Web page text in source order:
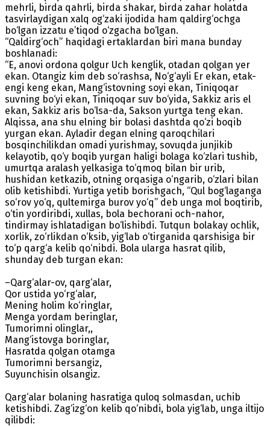
mehrli, birda qahrli, birda shakar, birda zahar holatda
tasvirlaydigan xalq og‘zaki ijodida ham qaldirg‘ochga
bo‘lgan izzatu e’tiqod o‘zgacha bo‘lgan.
“Qaldirg‘och” haqidagi ertaklardan biri mana bunday
boshlanadi:
“E, anovi ordona qolgur Uch kenglik, otadan qolgan yer
ekan. Otangiz kim deb so‘rashsa, No‘g‘ayli Er ekan, etak-
engi keng ekan, Mang‘istovning soyi ekan, Tiniqoqar
suvning bo‘yi ekan, Tiniqoqar suv bo‘yida, Sakkiz aris el
ekan, Sakkiz aris bo‘lsa-da, Sakson yurtga teng ekan.
Alqissa, ana shu elning bir bolasi dashtda qo‘zi boqib
yurgan ekan. Ayladir degan elning qaroqchilari
bosqinchilikdan omadi yurishmay, sovuqda junjikib
kelayotib, qo‘y boqib yurgan haligi bolaga ko‘zlari tushib,
umurtqa aralash yelkasiga to‘qmoq bilan bir urib,
hushidan ketkazib, otning orqasiga o‘ngarib, o‘zlari bilan
olib ketishibdi. Yurtiga yetib borishgach, “Qul bog‘laganga
so‘rov yo‘q, qultemirga burov yo‘q” deb unga mol boqtirib,
o‘tin yordiribdi, xullas, bola bechorani och-nahor,
tindirmay ishlatadigan bo‘lishibdi. Tutqun bolakay ochlik,
xorlik, zo‘rlikdan o‘ksib, yig‘lab o‘tirganida qarshisiga bir
to‘p qarg‘a kelib qo‘nibdi. Bola ularga hasrat qilib,
shunday deb turgan ekan:
–Qarg‘alar-ov, qarg‘alar,
Qor ustida yo‘rg‘alar,
Mening holim ko‘ringlar,
Menga yordam beringlar,
Tumorimni olinglar,,
Mang‘istovga boringlar,
Hasratda qolgan otamga
Tumorimni bersangiz,
Suyunchisin olsangiz.
Qarg‘alar bolaning hasratiga quloq solmasdan, uchib
ketishibdi. Zag‘izg‘on kelib qo‘nibdi, bola yig‘lab, unga iltijo
qilibdi: